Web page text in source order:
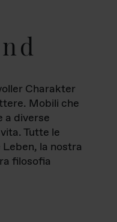
Charakter
Mobili che
a diverse
Tutte le
la nostra
filosofia